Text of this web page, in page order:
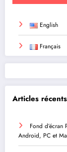
English
Français
Articles récents
Fond
Android, PC et